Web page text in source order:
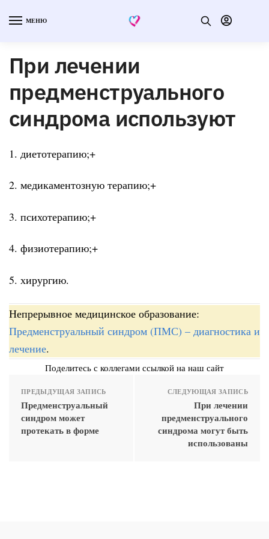
МЕНЮ
При лечении
предменструального
синдрома используют
1. диетотерапию;+
2. медикаментозную терапию;+
3. психотерапию;+
4. физиотерапию;+
5. хирургию.
Непрерывное медицинское образование:
Предменструальный синдром (ПМС) – диагностика и
лечение.
Поделитесь с коллегами ссылкой на наш сайт
ПРЕДЫДУЩАЯ ЗАПИСЬ
Предменструальный
синдром может
протекать в форме
СЛЕДУЮЩАЯ ЗАПИСЬ
При лечении
предменструального
синдрома могут быть
использованы